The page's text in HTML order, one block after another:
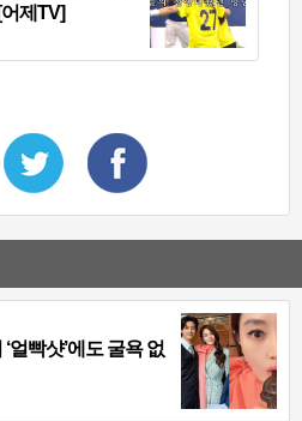
어제TV]
얼빡샷’에도 굴욕 없